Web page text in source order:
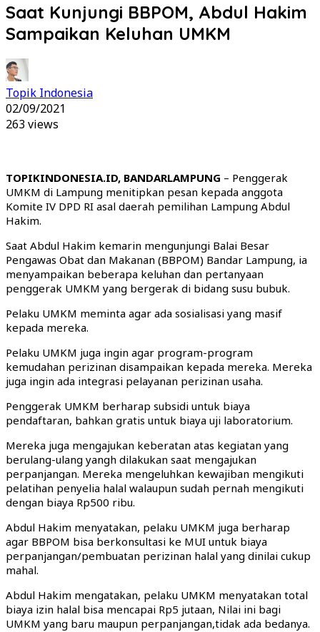
Saat Kunjungi BBPOM, Abdul Hakim
Sampaikan Keluhan UMKM
Topik Indonesia
02/09/2021
263 views
TOPIKINDONESIA.ID, BANDARLAMPUNG – Penggerak
UMKM di Lampung menitipkan pesan kepada anggota
Komite IV DPD RI asal daerah pemilihan Lampung Abdul
Hakim.
Saat Abdul Hakim kemarin mengunjungi Balai Besar
Pengawas Obat dan Makanan (BBPOM) Bandar Lampung, ia
menyampaikan beberapa keluhan dan pertanyaan
penggerak UMKM yang bergerak di bidang susu bubuk.
Pelaku UMKM meminta agar ada sosialisasi yang masif
kepada mereka.
Pelaku UMKM juga ingin agar program-program
kemudahan perizinan disampaikan kepada mereka. Mereka
juga ingin ada integrasi pelayanan perizinan usaha.
Penggerak UMKM berharap subsidi untuk biaya
pendaftaran, bahkan gratis untuk biaya uji laboratorium.
Mereka juga mengajukan keberatan atas kegiatan yang
berulang-ulang yangh dilakukan saat mengajukan
perpanjangan. Mereka mengeluhkan kewajiban mengikuti
pelatihan penyelia halal walaupun sudah pernah mengikuti
dengan biaya Rp500 ribu.
Abdul Hakim menyatakan, pelaku UMKM juga berharap
agar BBPOM bisa berkonsultasi ke MUI untuk biaya
perpanjangan/pembuatan perizinan halal yang dinilai cukup
mahal.
Abdul Hakim mengatakan, pelaku UMKM menyatakan total
biaya izin halal bisa mencapai Rp5 jutaan, Nilai ini bagi
UMKM yang baru maupun perpanjangan,tidak ada bedanya.